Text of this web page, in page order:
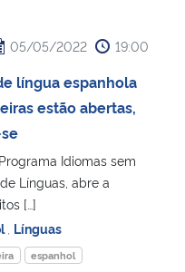
e Comunicações
05/05/2022 19:00
língua espanhola
estão abertas,
Idiomas sem
Línguas, abre a
[…]
Línguas
espanhol